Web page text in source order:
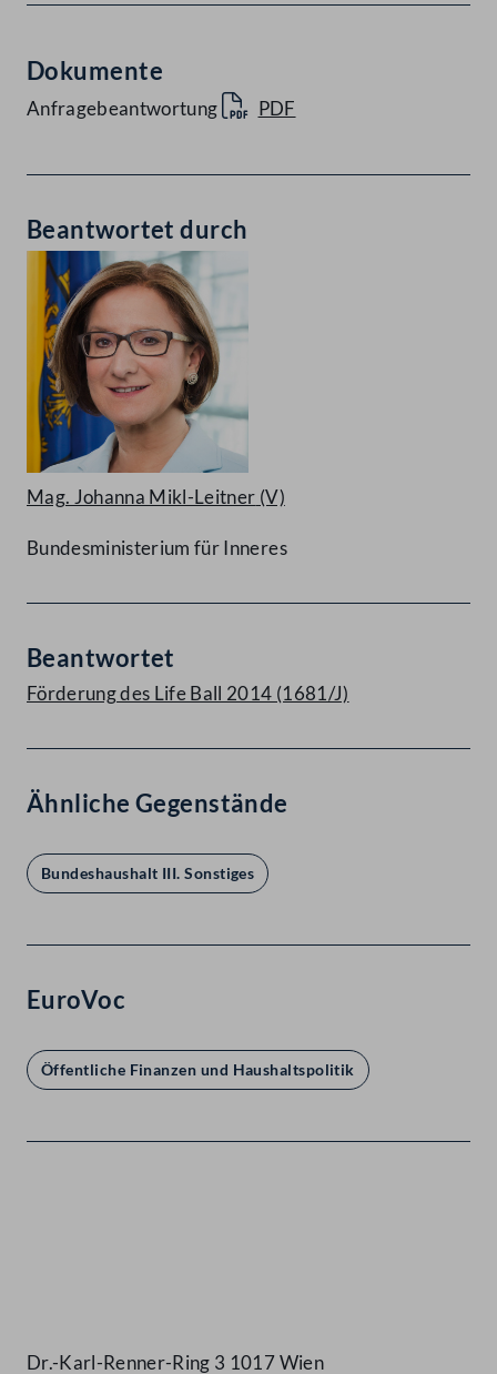
Dokumente
Anfragebeantwortung PDF
Beantwortet durch
Mag. Johanna Mikl-Leitner (V)
Bundesministerium für Inneres
Beantwortet
Förderung des Life Ball 2014 (1681/J)
Ähnliche Gegenstände
Bundeshaushalt III. Sonstiges
EuroVoc
Öffentliche Finanzen und Haushaltspolitik
Dr.-Karl-Renner-Ring 3 1017 Wien